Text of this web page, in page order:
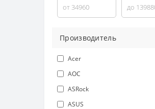
Производитель
Acer
AOC
ASRock
ASUS